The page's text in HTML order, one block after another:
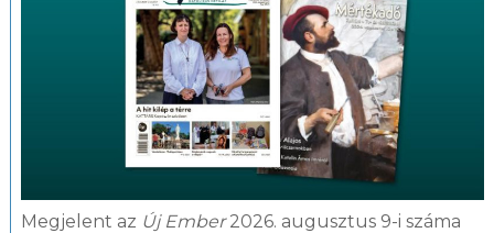
Megjelent az Új Ember2026. augusztus 9-i száma